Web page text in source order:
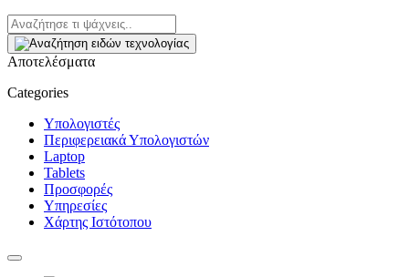
Αποτελέσματα
Categories
Υπολογιστές
Περιφερειακά Υπολογιστών
Laptop
Tablets
Προσφορές
Υπηρεσίες
Χάρτης Ιστότοπου